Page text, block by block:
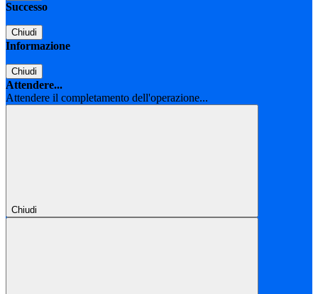
Successo
Chiudi
Informazione
Chiudi
Attendere...
Attendere il completamento dell'operazione...
Chiudi